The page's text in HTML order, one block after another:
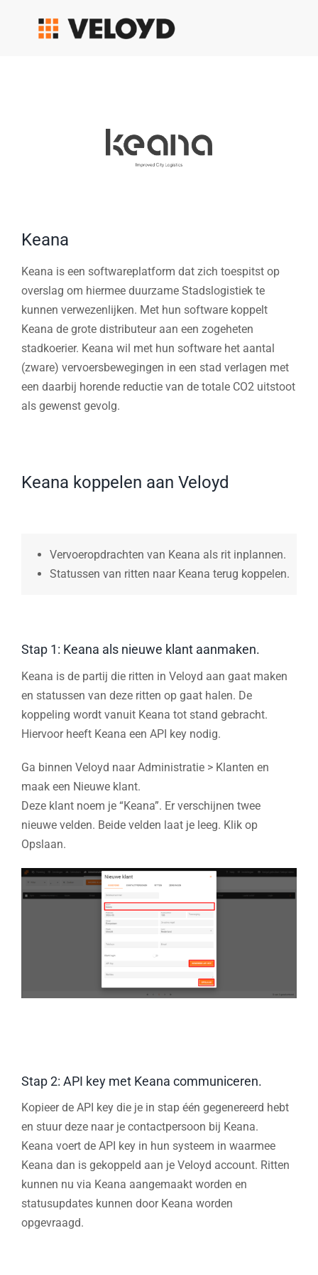
Keana
Keana is een softwareplatform dat zich toespitst op
overslag om hiermee duurzame Stadslogistiek te
kunnen verwezenlijken. Met hun software koppelt
Keana de grote distributeur aan een zogeheten
stadkoerier. Keana wil met hun software het aantal
(zware) vervoersbewegingen in een stad verlagen met
een daarbij horende reductie van de totale CO2 uitstoot
als gewenst gevolg.
Keana koppelen aan Veloyd
Vervoeropdrachten van Keana als rit inplannen.
Statussen van ritten naar Keana terug koppelen.
Stap 1: Keana als nieuwe klant aanmaken.
Keana is de partij die ritten in Veloyd aan gaat maken
en statussen van deze ritten op gaat halen. De
koppeling wordt vanuit Keana tot stand gebracht.
Hiervoor heeft Keana een API key nodig.
Ga binnen Veloyd naar Administratie > Klanten en
maak een Nieuwe klant.
Deze klant noem je “Keana”. Er verschijnen twee
nieuwe velden. Beide velden laat je leeg. Klik op
Opslaan.
Stap 2: API key met Keana communiceren.
Kopieer de API key die je in stap één gegenereerd hebt
en stuur deze naar je contactpersoon bij Keana.
Keana voert de API key in hun systeem in waarmee
Keana dan is gekoppeld aan je Veloyd account. Ritten
kunnen nu via Keana aangemaakt worden en
statusupdates kunnen door Keana worden
opgevraagd.